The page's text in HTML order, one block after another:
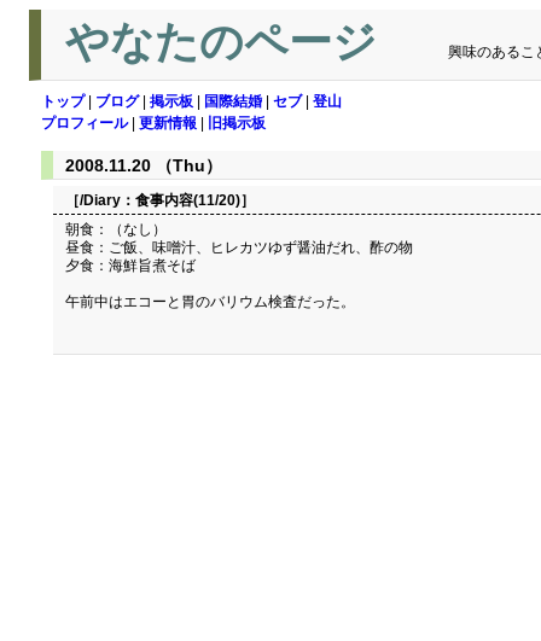
やなたのページ 興味のあるこ
トップ| ブログ| 掲示板 国際結婚 セブ| 登山
プロフィール| 更新情報 旧掲示板
2008.11.20 （Thu）
［/Diary： 食事内容(11/20)］
朝食：（なし）
昼食：ご飯、味噌汁、ヒレカツゆず醤油だれ、酢の物
夕食：海鮮旨煮そば
午前中はエコーと胃のバリウム検査だった。